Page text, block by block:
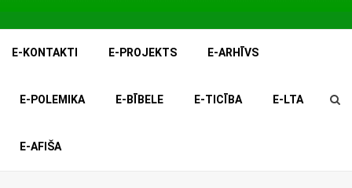
E-KONTAKTI E-PROJEKTS E-ARHĪVS
E-POLEMIKA E-BĪBELE E-TICĪBA E-LTA
E-AFIŠA